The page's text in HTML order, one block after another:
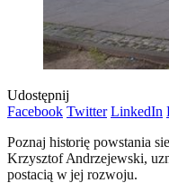
Udostępnij
Facebook Twitter LinkedIn
Poznaj historię powstania
Krzysztof Andrzejewski,
postacią w jej rozwoju.